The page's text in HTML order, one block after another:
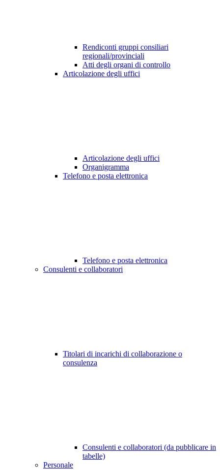
Rendiconti gruppi consiliari
regionali/provinciali
Atti degli organi di controllo
Articolazione degli uffici
Articolazione degli uffici
Organigramma
Telefono e posta elettronica
Telefono e posta elettronica
Consulenti e collaboratori
Titolari di incarichi di collaborazione o
consulenza
Consulenti e collaboratori (da pubblicare in
tabelle)
Personale